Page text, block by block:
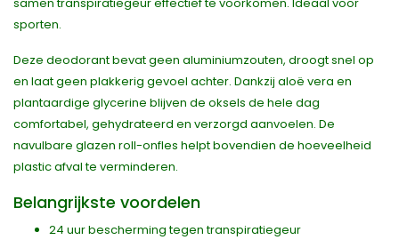
samen transpiratiegeur effectief te voorkomen. Ideaal voor
sporten.
Deze deodorant bevat geen aluminiumzouten, droogt snel op
en laat geen plakkerig gevoel achter. Dankzij aloë vera en
plantaardige glycerine blijven de oksels de hele dag
comfortabel, gehydrateerd en verzorgd aanvoelen. De
navulbare glazen roll-onfles helpt bovendien de hoeveelheid
plastic afval te verminderen.
Belangrijkste voordelen
24 uur bescherming tegen transpiratiegeur